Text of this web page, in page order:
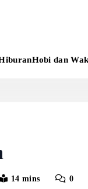
Hobi dan
14 mins 0